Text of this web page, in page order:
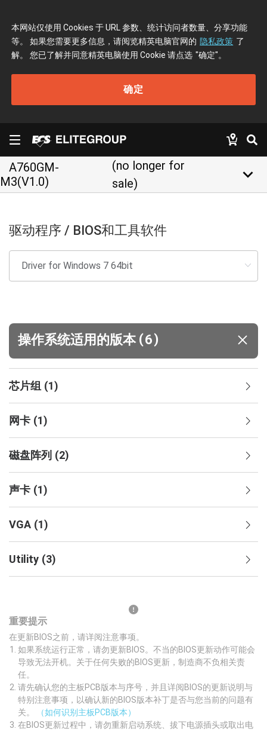
本网站仅使用 Cookies 于 URL 参数、统计访问者数量、分享功能
等。 如果您需要更多信息，请阅览精英电脑官网的 隐私政策 了
解。 您已了解并同意精英电脑使用 Cookie 请点选 "确定"。
确定
A760GM-
M3(V1.0)
(no longer for
sale)
keyboard_arrow_down
驱动程序 / BIOS和工具软件
操作系统适用的版本 (6)
芯片组 (1)
网卡 (1)
磁盘阵列 (2)
声卡 (1)
VGA (1)
Utility (3)
重要提示
在更新BIOS之前，请详阅注意事项。
如果系统运行正常，请勿更新BIOS。不当的BIOS更新动作可能会
导致无法开机。关于任何失败的BIOS更新，制造商不负相关责
任。
请先确认您的主板PCB版本与序号，并且详阅BIOS的更新说明与
特别注意事项，以确认新的BIOS版本补丁是否与您当前的问题有
关。
（如何识别主板PCB版本）
在BIOS更新过程中，请勿重新启动系统、拔下电源插头或取出电